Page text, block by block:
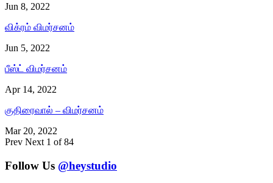
Jun 8, 2022
விக்ரம் விமர்சனம்
Jun 5, 2022
பீஸ்ட் விமர்சனம்
Apr 14, 2022
குதிரைவால் – விமர்சனம்
Mar 20, 2022
Prev Next 1 of 84
Follow Us @heystudio